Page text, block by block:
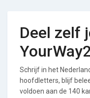
Deel zelf
Schrijf in het
hoofdletters, blijf
voldoen aan de 140